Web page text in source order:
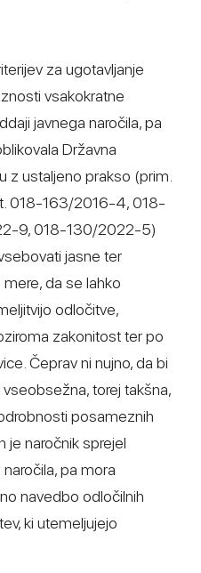
za ugotavljanje
vsakokratne
javnega naročila, pa
Državna
z ustaljeno prakso (prim.
018-163/2016-4, 018-
9, 018-130/2022-5)
jasne ter
da se lahko
odločitve,
zakonitost ter po
Čeprav ni nujno, da bi
torej takšna,
posameznih
je naročnik sprejel
pa mora
navedbo odločilnih
ki utemeljujejo